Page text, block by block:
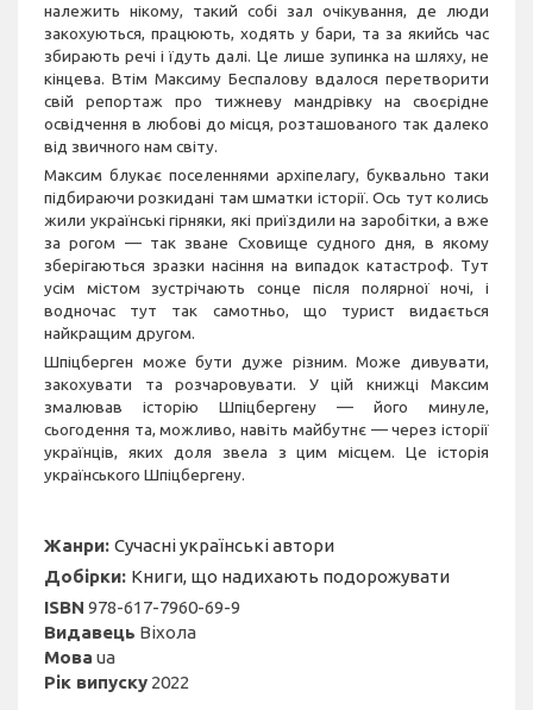
належить нікому, такий собі зал очікування, де люди
закохуються, працюють, ходять у бари, та за якийсь час
збирають речі і їдуть далі. Це лише зупинка на шляху, не
кінцева. Втім Максиму Беспалову вдалося перетворити
свій репортаж про тижневу мандрівку на своєрідне
освідчення в любові до місця, розташованого так далеко
від звичного нам світу.
Максим блукає поселеннями архіпелагу, буквально таки
підбираючи розкидані там шматки історії. Ось тут колись
жили українські гірняки, які приїздили на заробітки, а вже
за рогом — так зване Сховище судного дня, в якому
зберігаються зразки насіння на випадок катастроф. Тут
усім містом зустрічають сонце після полярної ночі, і
водночас тут так самотньо, що турист видається
найкращим другом.
Шпіцберген може бути дуже різним. Може дивувати,
закохувати та розчаровувати. У цій книжці Максим
змалював історію Шпіцбергену — його минуле,
сьогодення та, можливо, навіть майбутнє — через історії
українців, яких доля звела з цим місцем. Це історія
українського Шпіцбергену.
Жанри: Сучасні українські автори
Добірки: Книги, що надихають подорожувати
ISBN 978-617-7960-69-9
Видавець Віхола
Мова ua
Рік випуску 2022